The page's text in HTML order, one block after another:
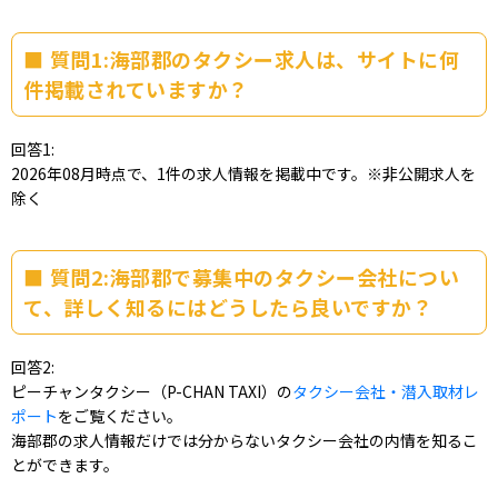
質問1:海部郡のタクシー求人は、サイトに何
件掲載されていますか？
回答1:
2026年08月時点で、1件の求人情報を掲載中です。※非公開求人を
除く
質問2:海部郡で募集中のタクシー会社につい
て、詳しく知るにはどうしたら良いですか？
回答2:
ピーチャンタクシー（P-CHAN TAXI）のタクシー会社・潜入取材レ
ポートをご覧ください。
海部郡の求人情報だけでは分からないタクシー会社の内情を知るこ
とができます。